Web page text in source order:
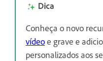
Dica
Conheça o novo
vídeoe grave e
personalizados aos